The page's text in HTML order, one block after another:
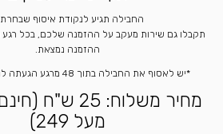
החבילה תגיע לנקודת איסוף
תקבלו גם שירות מעקב על ההזמנה שלכם, בכל רגע
ההזמנה נמצאת.
*יש לאסוף את החבילה בתוך 48 מרגע הגעתה לנקודת האיסוף
מחיר משלוח: 25
מעל 249)